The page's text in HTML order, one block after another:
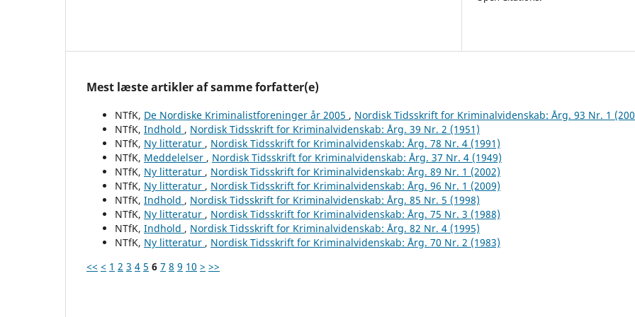
Mest læste artikler af samme forfatter(e)
NTfK, De Nordiske Kriminalistforeninger år 2005 , Nordisk Tidsskrift for Kriminalvidenskab: Årg. 93 Nr. 1
NTfK, Indhold , Nordisk Tidsskrift for Kriminalvidenskab: Årg. 39 Nr. 2 (1951)
NTfK, Ny litteratur , Nordisk Tidsskrift for Kriminalvidenskab: Årg. 78 Nr. 4 (1991)
NTfK, Meddelelser , Nordisk Tidsskrift for Kriminalvidenskab: Årg. 37 Nr. 4 (1949)
NTfK, Ny litteratur , Nordisk Tidsskrift for Kriminalvidenskab: Årg. 89 Nr. 1 (2002)
NTfK, Ny litteratur , Nordisk Tidsskrift for Kriminalvidenskab: Årg. 96 Nr. 1 (2009)
NTfK, Indhold , Nordisk Tidsskrift for Kriminalvidenskab: Årg. 85 Nr. 5 (1998)
NTfK, Ny litteratur , Nordisk Tidsskrift for Kriminalvidenskab: Årg. 75 Nr. 3 (1988)
NTfK, Indhold , Nordisk Tidsskrift for Kriminalvidenskab: Årg. 82 Nr. 4 (1995)
NTfK, Ny litteratur , Nordisk Tidsskrift for Kriminalvidenskab: Årg. 70 Nr. 2 (1983)
<< < 1 2 3 4 5 6 7 8 9 10 > >>